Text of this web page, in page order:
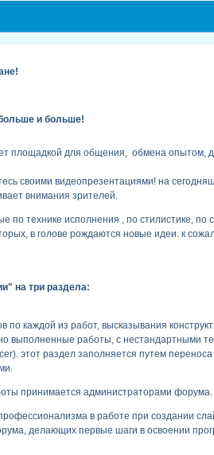
и больше!
площадкой для общения, обмена опытом,
своими видеопрезентациями! на
внимания зрителей.
технике исполнения , по стилистике,
в голове рождаются новые идеи. к
на три раздела:
каждой из работ, высказывания
выполненные работы, с нестандартными
этот раздел заполняется путем
принимается администраторами форума.
в работе при создании
делающих первые шаги в освоении